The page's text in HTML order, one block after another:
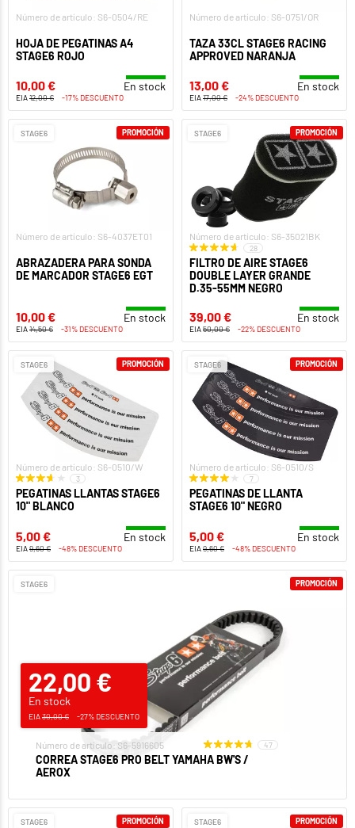
Número de artículo: S6-0504/RE
HOJA DE PEGATINAS A4
STAGE6 ROJO
10,00 € En stock
EIA12,00 € -17% DESCUENTO
Número de artículo: S6-0751/OR
TAZA 33CL STAGE6 RACING
APPROVED NARANJA
13,00 € En stock
EIA17,00 € -24% DESCUENTO
STAGE6
Número de artículo: S6-4037ET01
ABRAZADERA PARA SONDA
DE MARCADOR STAGE6 EGT
10,00 € En stock
EIA14,50 € -31% DESCUENTO
PROMOCIÓN STAGE6
Número de artículo: S6-35021BK
28
FILTRO DE AIRE STAGE6
DOUBLE LAYER GRANDE
D.35-55MM NEGRO
39,00 € En stock
EIA50,00 € -22% DESCUENTO
PROMOCIÓN
STAGE6
Número de artículo: S6-0510/W
3
PEGATINAS LLANTAS STAGE6
10" BLANCO
5,00 € En stock
EIA9,60 € -48% DESCUENTO
PROMOCIÓN STAGE6
Número de artículo: S6-0510/S
7
PEGATINAS DE LLANTA
STAGE6 10" NEGRO
5,00 € En stock
EIA9,60 € -48% DESCUENTO
PROMOCIÓN
STAGE6
Número de artículo: S6-5916605 47
CORREA STAGE6 PRO BELT YAMAHA BW'S /
AEROX
22,00 €
En stock
EIA30,00 € -27% DESCUENTO
PROMOCIÓN
STAGE6 PROMOCIÓN STAGE6 PROMOCIÓN